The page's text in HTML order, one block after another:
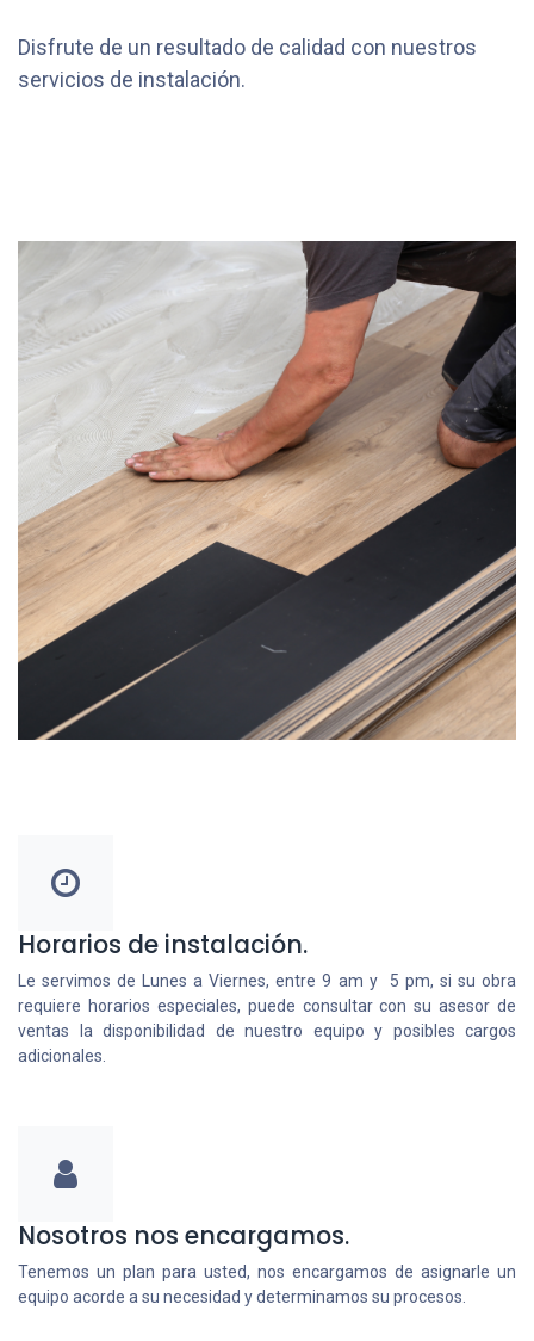
Disfrute de un resultado de calidad con nuestros
servicios de instalación.
Horarios de instalación.
Le servimos de Lunes a Viernes, entre 9 am y 5 pm, si su obra
requiere horarios especiales, puede consultar con su asesor de
ventas la disponibilidad de nuestro equipo y posibles cargos
adicionales.
Nosotros nos encargamos.
Tenemos un plan para usted, nos encargamos de asignarle un
equipo acorde a su necesidad y determinamos su procesos.